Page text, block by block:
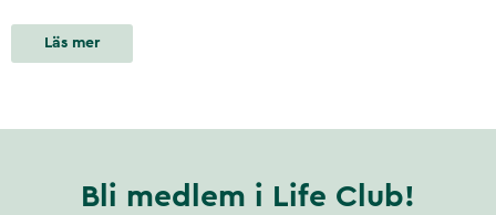
Läs mer
Bli medlem i Life Club!